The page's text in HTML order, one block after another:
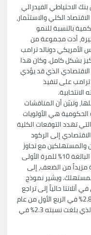
الاحتياطي الفيدرالي
الكلي والاستثمار،
بالنسبة للنمو
أدت مجموعة من
الأمريكي دونالد ترامب
بشكل كامل. وكان هذا
الذي قد يؤدي
على تنفيذ
وتبيّن أن المناقشات
الحكومية هي الأولويات
تهدد التوقعات الكلية
إلى الركود
مع تجاوز
مؤشرات الأسهم الرئيسية عتبة التصحيح البالغة 10% للمرة الأولى
مزيداً من الضعف، إلى
ويشير نموذج
أتلانتا حالياً إلى تراجع
الناتج المحلي الإجمالي الأمريكي بنسبة 2.8% في الربع الأول من عام
2025، وهو تغير حاد بالمقارنة مع النمو الذي بلغت نسبته 2.3% في